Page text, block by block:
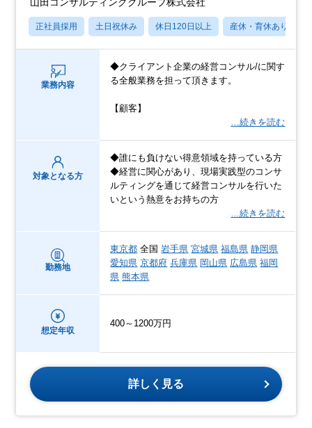
正社員採用 土日祝休み 休日120日以上 産休・育休あり
業務内容
◆クライアント企業の経営コンサル/に関す
る全般業務を担って頂きます。
【顧客】
…続きを読む
対象となる方
◆誰にも負けない得意領域を持っている方
◆経営に関心があり、現場実践型のコンサ
ルティングを通じて経営コンサルを行いた
いという熱意をお持ちの方
…続きを読む
勤務地
東京都 全国岩手県 宮城県 福島県 静岡県
愛知県 京都府 兵庫県 岡山県 広島県 福岡
県 熊本県
想定年収
400～1200万円
詳しく見る